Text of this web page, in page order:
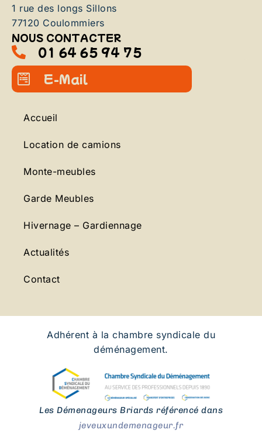
1 rue des longs Sillons
77120 Coulommiers
NOUS CONTACTER
01 64 65 94 75
E-Mail
Accueil
Location de camions
Monte-meubles
Garde Meubles
Hivernage – Gardiennage
Actualités
Contact
Adhérent à la chambre syndicale du
déménagement.
Les Démenageurs Briards référencé dans
jeveuxundemenageur.fr